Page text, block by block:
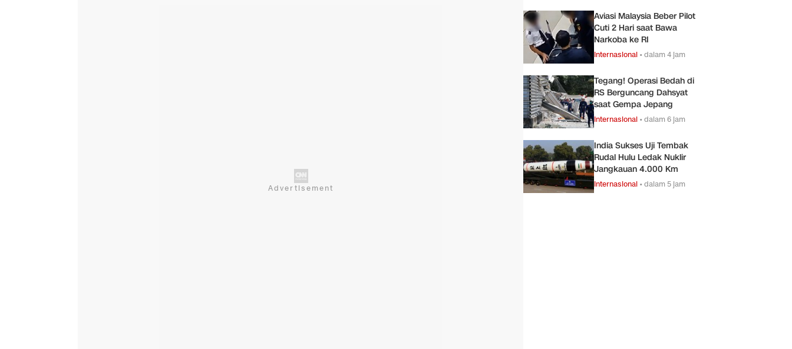
Aviasi Malaysia Beber Pilot
Cuti 2 Hari saat Bawa
Narkoba ke RI
Internasional •dalam 4 jam
Tegang! Operasi Bedah di
RS Berguncang Dahsyat
saat Gempa Jepang
Internasional •dalam 6 jam
India Sukses Uji Tembak
Rudal Hulu Ledak Nuklir
Jangkauan 4.000 Km
Internasional •dalam 5 jam